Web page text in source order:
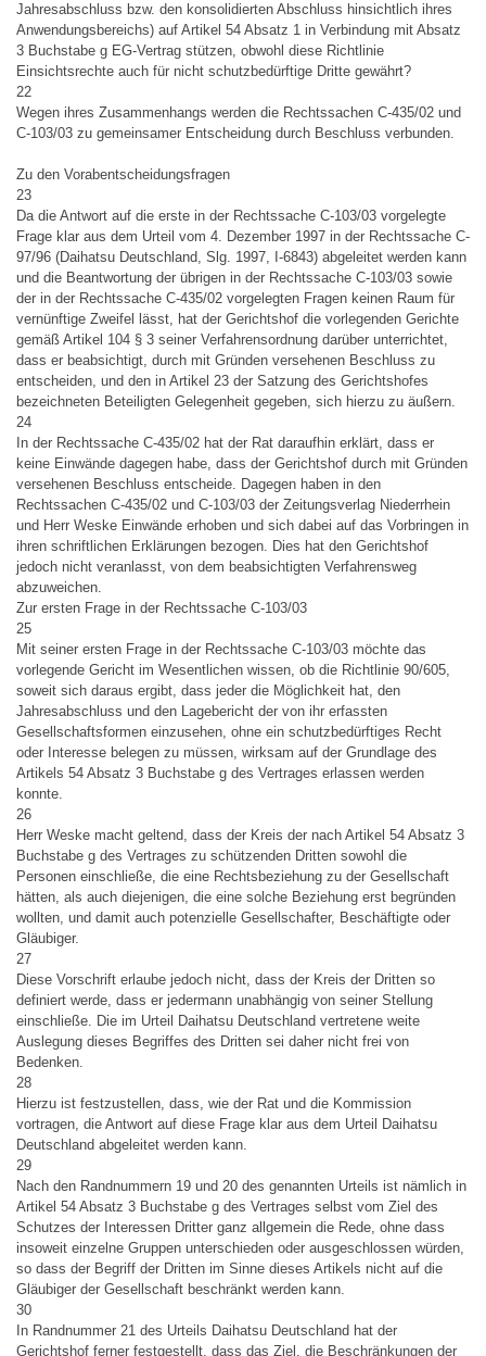
Jahresabschluss bzw. den konsolidierten Abschluss hinsichtlich ihres
Anwendungsbereichs) auf Artikel 54 Absatz 1 in Verbindung mit Absatz
3 Buchstabe g EG-Vertrag stützen, obwohl diese Richtlinie
Einsichtsrechte auch für nicht schutzbedürftige Dritte gewährt?
22
Wegen ihres Zusammenhangs werden die Rechtssachen C-435/02 und
C-103/03 zu gemeinsamer Entscheidung durch Beschluss verbunden.
Zu den Vorabentscheidungsfragen
23
Da die Antwort auf die erste in der Rechtssache C-103/03 vorgelegte
Frage klar aus dem Urteil vom 4. Dezember 1997 in der Rechtssache C-
97/96 (Daihatsu Deutschland, Slg. 1997, I-6843) abgeleitet werden kann
und die Beantwortung der übrigen in der Rechtssache C-103/03 sowie
der in der Rechtssache C-435/02 vorgelegten Fragen keinen Raum für
vernünftige Zweifel lässt, hat der Gerichtshof die vorlegenden Gerichte
gemäß Artikel 104 § 3 seiner Verfahrensordnung darüber unterrichtet,
dass er beabsichtigt, durch mit Gründen versehenen Beschluss zu
entscheiden, und den in Artikel 23 der Satzung des Gerichtshofes
bezeichneten Beteiligten Gelegenheit gegeben, sich hierzu zu äußern.
24
In der Rechtssache C-435/02 hat der Rat daraufhin erklärt, dass er
keine Einwände dagegen habe, dass der Gerichtshof durch mit Gründen
versehenen Beschluss entscheide. Dagegen haben in den
Rechtssachen C-435/02 und C-103/03 der Zeitungsverlag Niederrhein
und Herr Weske Einwände erhoben und sich dabei auf das Vorbringen in
ihren schriftlichen Erklärungen bezogen. Dies hat den Gerichtshof
jedoch nicht veranlasst, von dem beabsichtigten Verfahrensweg
abzuweichen.
Zur ersten Frage in der Rechtssache C-103/03
25
Mit seiner ersten Frage in der Rechtssache C-103/03 möchte das
vorlegende Gericht im Wesentlichen wissen, ob die Richtlinie 90/605,
soweit sich daraus ergibt, dass jeder die Möglichkeit hat, den
Jahresabschluss und den Lagebericht der von ihr erfassten
Gesellschaftsformen einzusehen, ohne ein schutzbedürftiges Recht
oder Interesse belegen zu müssen, wirksam auf der Grundlage des
Artikels 54 Absatz 3 Buchstabe g des Vertrages erlassen werden
konnte.
26
Herr Weske macht geltend, dass der Kreis der nach Artikel 54 Absatz 3
Buchstabe g des Vertrages zu schützenden Dritten sowohl die
Personen einschließe, die eine Rechtsbeziehung zu der Gesellschaft
hätten, als auch diejenigen, die eine solche Beziehung erst begründen
wollten, und damit auch potenzielle Gesellschafter, Beschäftigte oder
Gläubiger.
27
Diese Vorschrift erlaube jedoch nicht, dass der Kreis der Dritten so
definiert werde, dass er jedermann unabhängig von seiner Stellung
einschließe. Die im Urteil Daihatsu Deutschland vertretene weite
Auslegung dieses Begriffes des Dritten sei daher nicht frei von
Bedenken.
28
Hierzu ist festzustellen, dass, wie der Rat und die Kommission
vortragen, die Antwort auf diese Frage klar aus dem Urteil Daihatsu
Deutschland abgeleitet werden kann.
29
Nach den Randnummern 19 und 20 des genannten Urteils ist nämlich in
Artikel 54 Absatz 3 Buchstabe g des Vertrages selbst vom Ziel des
Schutzes der Interessen Dritter ganz allgemein die Rede, ohne dass
insoweit einzelne Gruppen unterschieden oder ausgeschlossen würden,
so dass der Begriff der Dritten im Sinne dieses Artikels nicht auf die
Gläubiger der Gesellschaft beschränkt werden kann.
30
In Randnummer 21 des Urteils Daihatsu Deutschland hat der
Gerichtshof ferner festgestellt, dass das Ziel, die Beschränkungen der